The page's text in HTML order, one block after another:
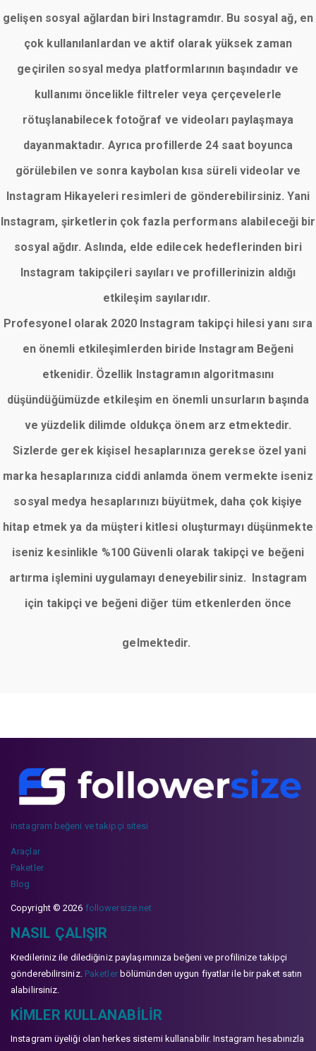
gelişen sosyal ağlardan biri Instagramdır. Bu sosyal ağ, en
çok kullanılanlardan ve aktif olarak yüksek zaman
geçirilen sosyal medya platformlarının başındadır ve
kullanımı öncelikle filtreler veya çerçevelerle
rötuşlanabilecek fotoğraf ve videoları paylaşmaya
dayanmaktadır. Ayrıca profillerde 24 saat boyunca
görülebilen ve sonra kaybolan kısa süreli videolar ve
Instagram Hikayeleri resimleri de gönderebilirsiniz. Yani
Instagram, şirketlerin çok fazla performans alabileceği bir
sosyal ağdır. Aslında, elde edilecek hedeflerinden biri
Instagram takipçileri sayıları ve profillerinizin aldığı
etkileşim sayılarıdır.
Profesyonel olarak 2020 Instagram takipçi hilesi yanı sıra
en önemli etkileşimlerden biride Instagram Beğeni
etkenidir. Özellik Instagramın algoritmasını
düşündüğümüzde etkileşim en önemli unsurların başında
ve yüzdelik dilimde oldukça önem arz etmektedir.
Sizlerde gerek kişisel hesaplarınıza gerekse özel yani
marka hesaplarınıza ciddi anlamda önem vermekte iseniz
sosyal medya hesaplarınızı büyütmek, daha çok kişiye
hitap etmek ya da müşteri kitlesi oluşturmayı düşünmekte
iseniz kesinlikle %100 Güvenli olarak takipçi ve beğeni
artırma işlemini uygulamayı deneyebilirsiniz. Instagram
için takipçi ve beğeni diğer tüm etkenlerden önce
gelmektedir.
instagram beğeni ve takipçi sitesi
Araçlar
Paketler
Blog
Copyright © 2026 followersize.net
NASIL ÇALIŞIR
Kredileriniz ile dilediğiniz paylaşımınıza beğeni ve profilinize takipçi
gönderebilirsiniz. Paketlerbölümünden uygun fiyatlar ile bir paket satın
alabilirsiniz.
KIMLER KULLANABILIR
Instagram üyeliği olan herkes sistemi kullanabilir. Instagram hesabınızla